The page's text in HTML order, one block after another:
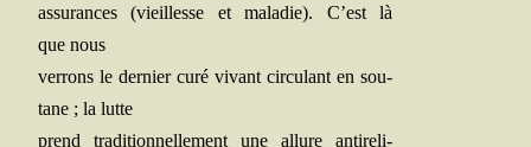
assu­rances (vieillesse et mala­die). C’est là
que nous
ver­rons le der­nier curé vivant cir­cu­lant en sou­
tane ; la lutte
prend tra­di­tion­nel­le­ment une allure anti­re­li­